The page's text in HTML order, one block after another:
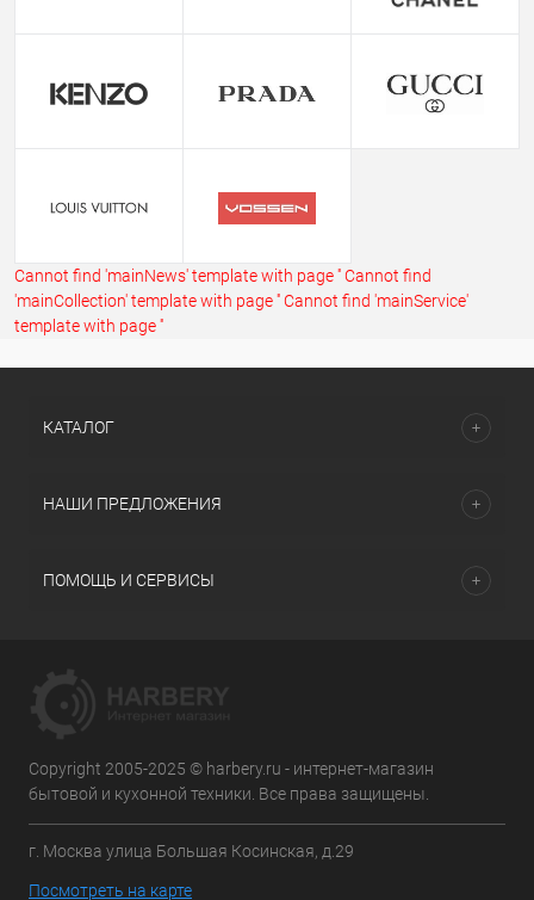
Cannot find 'mainNews' template with page ''Cannot find
'mainCollection' template with page ''Cannot find 'mainService'
template with page ''
КАТАЛОГ
НАШИ ПРЕДЛОЖЕНИЯ
ПОМОЩЬ И СЕРВИСЫ
Copyright 2005-2025 © harbery.ru - интернет-магазин
бытовой и кухонной техники. Все права защищены.
г. Москва улица Большая Косинская, д.29
Посмотреть на карте